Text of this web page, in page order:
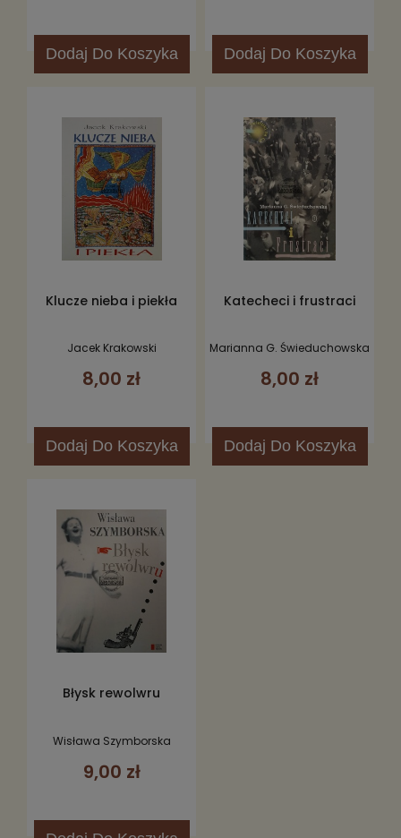
Dodaj Do Koszyka Dodaj Do Koszyka
Klucze nieba i piekła
Jacek Krakowski
8,00 zł
Dodaj Do Koszyka
Katecheci i frustraci
Marianna G. Świeduchowska
8,00 zł
Dodaj Do Koszyka
Błysk rewolwru
Wisława Szymborska
9,00 zł